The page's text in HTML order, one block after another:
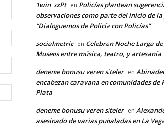
electrónico:*
web:
1win_sxPt en Policías plantean
observaciones como parte del inicio de
“Dialoguemos de Policía con Policías”
socialmetric en Celebran Noche Larga
Museos entre música, teatro, y artesanía
deneme bonusu veren siteler en
encabezan caravana en comunidades de
Plata
deneme bonusu veren siteler en
asesinado de varias puñaladas en La